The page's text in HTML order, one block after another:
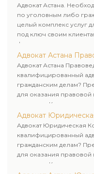
Адвокат Астана.
по уголовным либо
целый комплекс услуг
под ключ своим
физических и
каждому клиенту.
Адвокат Астана
Адвокат Астана
квалифицированный
гражданским делам?
для оказания
клиентам.
юридических лиц.
клиенту.
Адвокат
Адвокат Юридическая
квалифицированный
гражданским делам?
для оказания
клиентам.